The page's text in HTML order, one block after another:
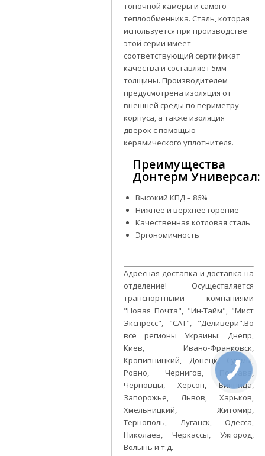
топочной камеры и самого
теплообменника. Сталь, которая
используется при производстве
этой серии имеет
соответствующий сертификат
качества и составляет 5мм
толщины. Производителем
предусмотрена изоляция от
внешней среды по периметру
корпуса, а также изоляция
дверок с помощью
керамического уплотнителя.
Преимущества
Донтерм Универсал:
Высокий КПД – 86%
Нижнее и верхнее горение
Качественная котловая сталь
Эргономичность
Адресная доставка и доставка на
отделение! Осуществляется
транспортными компаниями
"Новая Почта", "Ин-Тайм", "Мист
Экспресс", "САТ", "Деливери".Во
все регионы Украины: Днепр,
Киев, Ивано-Франковск,
Кропивницкий, Донецк, Суммы,
Ровно, Чернигов, Полтава,
Черновцы, Херсон, Винница,
Запорожье, Львов, Харьков,
Хмельницкий, Житомир,
Тернополь, Луганск, Одесса,
Николаев, Черкассы, Ужгород,
Волынь и т.д.